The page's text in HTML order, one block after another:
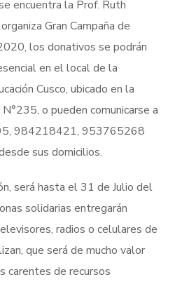
encuentra la Prof. Ruth
Gran Campaña de
los donativos se podrán
en el local de la
Cusco, ubicado en la
o pueden comunicarse a
984218421, 953765268
sus domicilios.
será hasta el 31 de Julio del
solidarias entregarán
radios o celulares de
que será de mucho valor
carentes de recursos